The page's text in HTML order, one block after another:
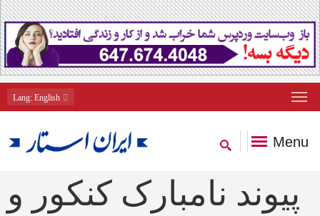
Lang: English
Menu
پیوند نامبارک کنکور و